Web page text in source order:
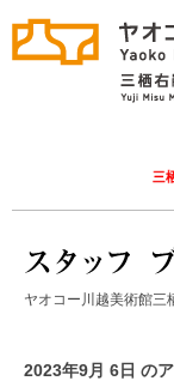
ヤオコー川越美術館三
2023年9月 6日 の